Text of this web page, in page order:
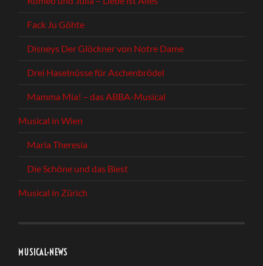
Fack Ju Göhte
Disneys Der Glöckner von Notre Dame
Drei Haselnüsse für Aschenbrödel
Mamma Mia! – das ABBA-Musical
Musical in Wien
Maria Theresia
Die Schöne und das Biest
Musical in Zürich
MUSICAL-NEWS